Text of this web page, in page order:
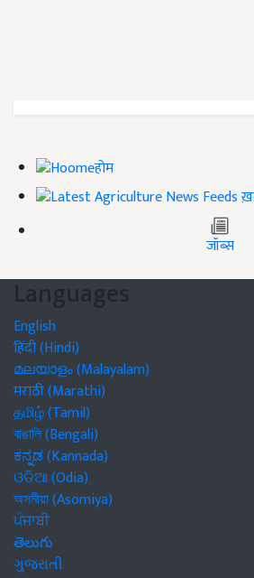
होम
जॉब्स
Languages
English
हिंदी (Hindi)
മലയാളം (Malayalam)
मराठी (Marathi)
தமிழ் (Tamil)
বাঙালি (Bengali)
ಕನ್ನಡ (Kannada)
ଓଡିଆ (Odia)
অসমীয়া (Asomiya)
ਪੰਜਾਬੀ
తెలుగు
ગુજરાતી